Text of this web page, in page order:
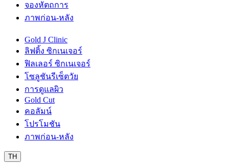
จองหัตถการ
ภาพก่อน-หลัง
Gold J Clinic
ลิฟติ้ง ซิกเนเจอร์
ฟิลเลอร์ ซิกเนเจอร์
โซลูชันรีเซ็ตวัย
การดูแลผิว
Gold Cut
คอลัมน์
โปรโมชัน
ภาพก่อน-หลัง
TH